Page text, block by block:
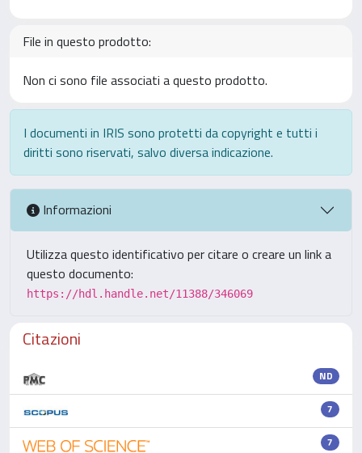
File in questo prodotto:
Non ci sono file associati a questo prodotto.
I documenti in IRIS sono protetti da copyright e tutti i
diritti sono riservati, salvo diversa indicazione.
Informazioni
Utilizza questo identificativo per citare o creare un link a
questo documento:
https://hdl.handle.net/11388/346069
Citazioni
ND
7
7